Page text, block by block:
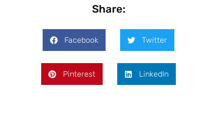
Share:
Facebook Twitter
Pinterest LinkedIn